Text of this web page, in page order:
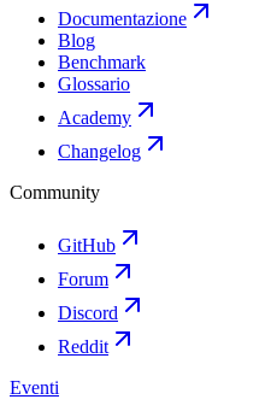
Documentazione
Blog
Benchmark
Glossario
Academy
Changelog
Community
GitHub
Forum
Discord
Reddit
Eventi